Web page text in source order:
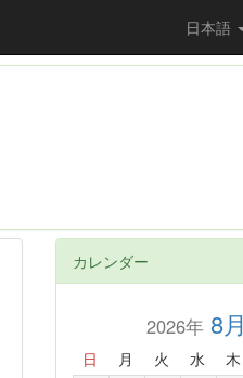
日本語
カレンダー
2026年 8月
日 月 火 水 木